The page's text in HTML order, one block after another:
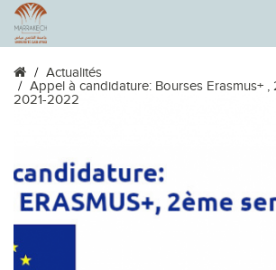
Actualités
Appel à candidature: Bourses Erasmus+ ,
2021-2022